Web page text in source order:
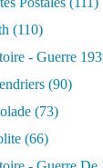
(110)
- Guerre
(90)
(73)
(66)